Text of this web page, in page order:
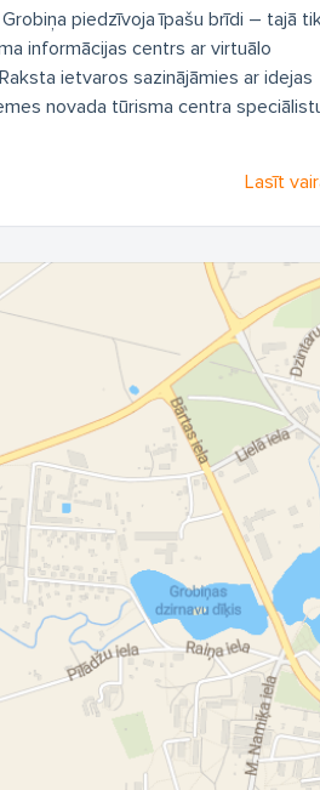
piedzīvoja īpašu brīdi – tajā
informācijas centrs ar virtuālo
ietvaros sazinājāmies ar idejas
novada tūrisma centra
Lasīt